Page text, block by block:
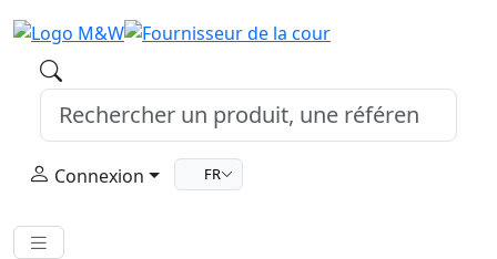
Connexion FR